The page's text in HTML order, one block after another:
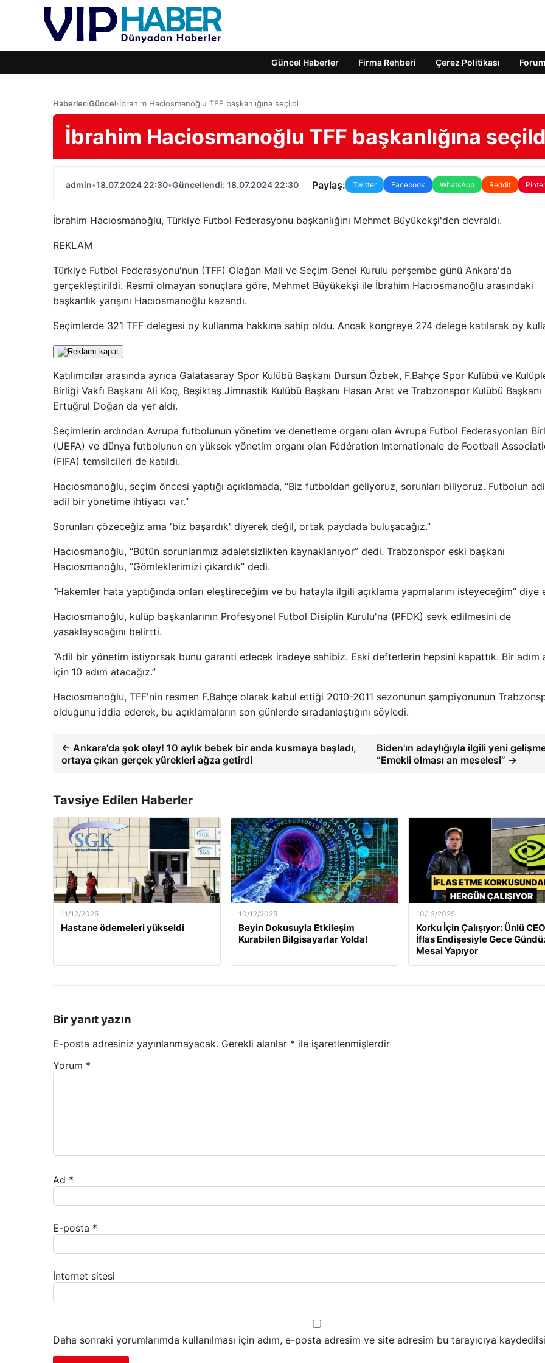
Güncel Haberler Firma Rehberi Çerez Politikası Forum
Haberler›Güncel›İbrahim Haciosmanoğlu TFF başkanlığına seçildi
İbrahim Haciosmanoğlu TFF başkanlığına
admin•18.07.2024 22:30•Güncellendi: 18.07.2024 22:30 Paylaş: Twitter Facebook WhatsApp Reddit
İbrahim Hacıosmanoğlu, Türkiye Futbol Federasyonu başkanlığını Mehmet Büyükekşi'den devraldı.
REKLAM
Türkiye Futbol Federasyonu'nun (TFF) Olağan Mali ve Seçim Genel Kurulu perşembe günü Ankara'da
gerçekleştirildi. Resmi olmayan sonuçlara göre, Mehmet Büyükekşi ile İbrahim Hacıosmanoğlu arasındaki
başkanlık yarışını Hacıosmanoğlu kazandı.
Seçimlerde 321 TFF delegesi oy kullanma hakkına sahip oldu. Ancak kongreye 274 delege katılarak oy
Katılımcılar arasında ayrıca Galatasaray Spor Kulübü Başkanı Dursun Özbek, F.Bahçe Spor Kulübü ve
Birliği Vakfı Başkanı Ali Koç, Beşiktaş Jimnastik Kulübü Başkanı Hasan Arat ve Trabzonspor Kulübü Başkanı
Ertuğrul Doğan da yer aldı.
Seçimlerin ardından Avrupa futbolunun yönetim ve denetleme organı olan Avrupa Futbol Federasyonları
(UEFA) ve dünya futbolunun en yüksek yönetim organı olan Fédération Internationale de Football
(FIFA) temsilcileri de katıldı.
Hacıosmanoğlu, seçim öncesi yaptığı açıklamada, “Biz futboldan geliyoruz, sorunları biliyoruz. Futbolun
adil bir yönetime ihtiyacı var.”
Sorunları çözeceğiz ama 'biz başardık' diyerek değil, ortak paydada buluşacağız.”
Hacıosmanoğlu, “Bütün sorunlarımız adaletsizlikten kaynaklanıyor” dedi. Trabzonspor eski başkanı
Hacıosmanoğlu, “Gömleklerimizi çıkardık” dedi.
“Hakemler hata yaptığında onları eleştireceğim ve bu hatayla ilgili açıklama yapmalarını isteyeceğim” diye
Hacıosmanoğlu, kulüp başkanlarının Profesyonel Futbol Disiplin Kurulu'na (PFDK) sevk edilmesini de
yasaklayacağını belirtti.
“Adil bir yönetim istiyorsak bunu garanti edecek iradeye sahibiz. Eski defterlerin hepsini kapattık. Bir adım
için 10 adım atacağız.”
Hacıosmanoğlu, TFF'nin resmen F.Bahçe olarak kabul ettiği 2010-2011 sezonunun şampiyonunun
olduğunu iddia ederek, bu açıklamaların son günlerde sıradanlaştığını söyledi.
← Ankara'da şok olay! 10 aylık bebek bir anda kusmaya başladı,
ortaya çıkan gerçek yürekleri ağza getirdi
Biden'ın adaylığıyla ilgili yeni
“Emekli olması an meselesi” →
Tavsiye Edilen Haberler
11/12/2025
Hastane ödemeleri yükseldi
10/12/2025
Beyin Dokusuyla Etkileşim
Kurabilen Bilgisayarlar Yolda!
10/12/2025
Korku İçin Çalışıyor: Ünlü
İflas Endişesiyle Gece
Mesai Yapıyor
Bir yanıt yazın
E-posta adresiniz yayınlanmayacak. Gerekli alanlar * ile işaretlenmişlerdir
Yorum *
Ad *
E-posta *
İnternet sitesi
Daha sonraki yorumlarımda kullanılması için adım, e-posta adresim ve site adresim bu tarayıcıya